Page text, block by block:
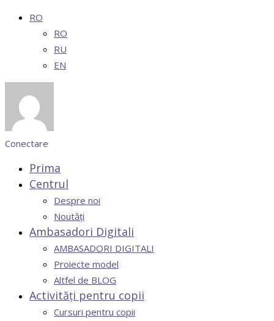
RO
RO
RU
EN
Conectare
Prima
Centrul
Despre noi
Noutăți
Ambasadori Digitali
AMBASADORI DIGITALI
Proiecte model
Altfel de BLOG
Activități pentru copii
Cursuri pentru copii